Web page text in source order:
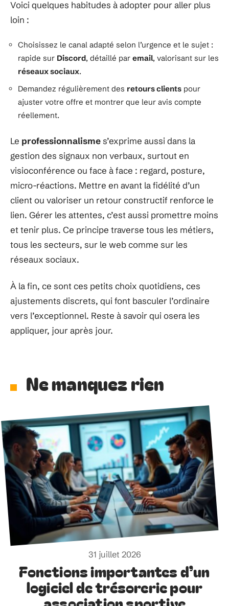
Voici quelques habitudes à adopter pour aller plus
loin :
Choisissez le canal adapté selon l’urgence et le sujet :
rapide sur Discord, détaillé par email, valorisant sur les
réseaux sociaux.
Demandez régulièrement des retours clients pour
ajuster votre offre et montrer que leur avis compte
réellement.
Le professionnalismes’exprime aussi dans la
gestion des signaux non verbaux, surtout en
visioconférence ou face à face : regard, posture,
micro-réactions. Mettre en avant la fidélité d’un
client ou valoriser un retour constructif renforce le
lien. Gérer les attentes, c’est aussi promettre moins
et tenir plus. Ce principe traverse tous les métiers,
tous les secteurs, sur le web comme sur les
réseaux sociaux.
À la fin, ce sont ces petits choix quotidiens, ces
ajustements discrets, qui font basculer l’ordinaire
vers l’exceptionnel. Reste à savoir qui osera les
appliquer, jour après jour.
Ne manquez rien
31 juillet 2026
Fonctions importantes d’un
logiciel de trésorerie pour